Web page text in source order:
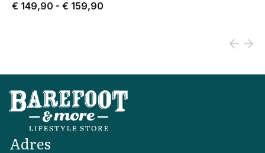
Price from € 149,90 to € 159,90.
€ 149,90 - € 159,90
Adres